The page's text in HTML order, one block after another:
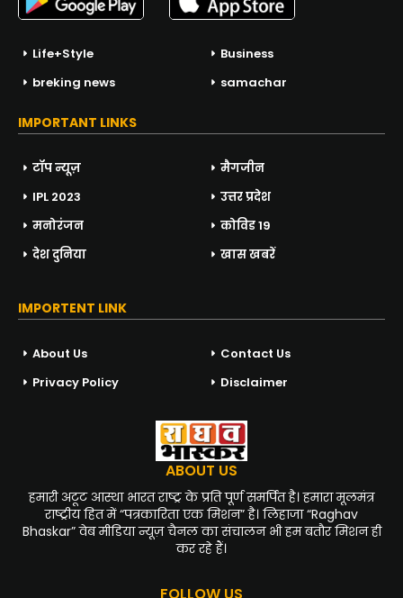
Life+Style
Business
breking news
samachar
IMPORTANT LINKS
टॉप न्यूज़
मैगजीन
IPL 2023
उत्तर प्रदेश
मनोरंजन
कोविड 19
देश दुनिया
खास खबरें
IMPORTENT LINK
About Us
Contact Us
Privacy Policy
Disclaimer
ABOUT US
हमारी अटूट आस्था भारत राष्ट्र के प्रति पूर्ण समर्पित है। हमारा मूलमंत्र
राष्ट्रीय हित में “पत्रकारिता एक मिशन” है। लिहाजा “Raghav
Bhaskar” वेब मीडिया न्यूज़ चैनल का संचालन भी हम बतौर मिशन ही
कर रहे हैं।